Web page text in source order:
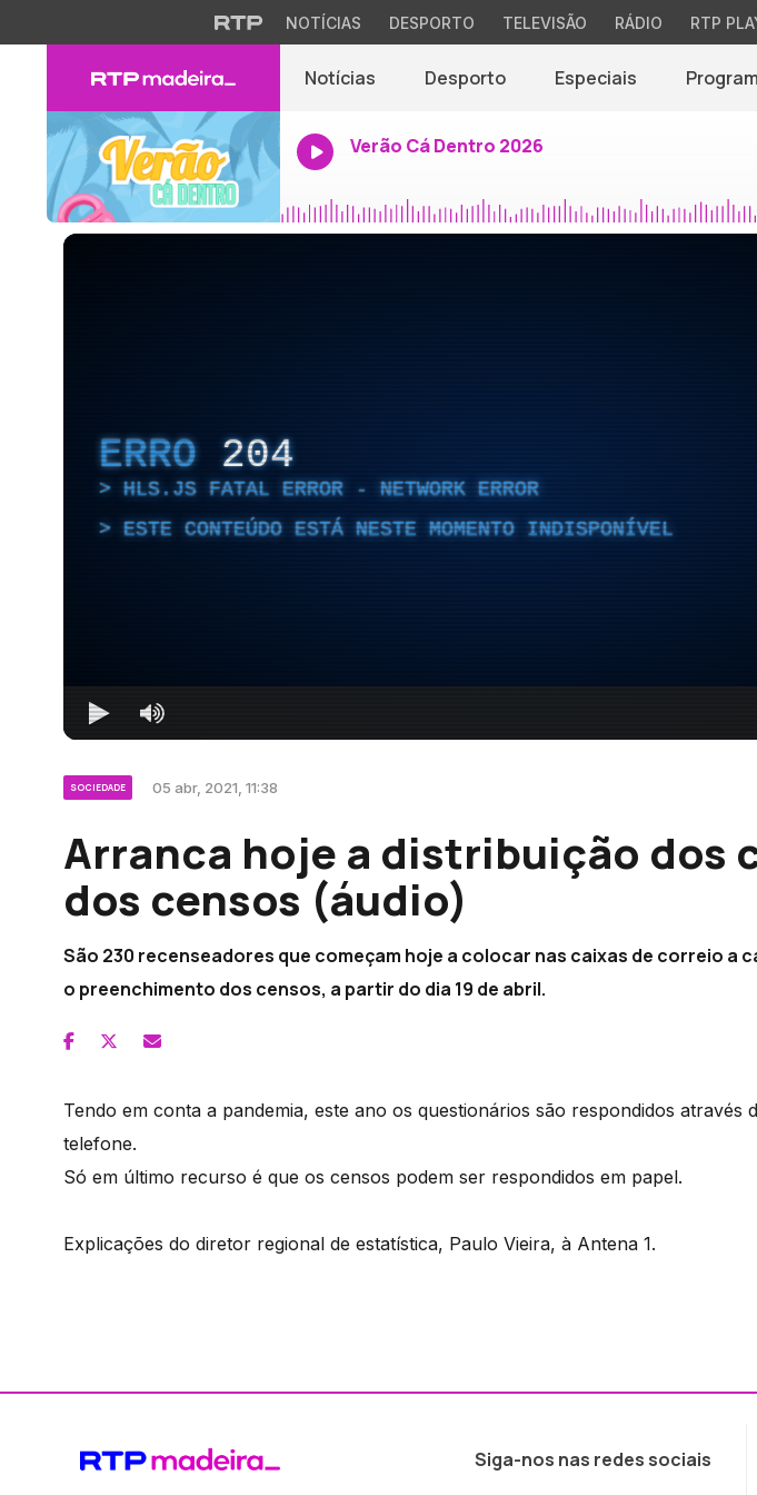
NOTÍCIAS DESPORTO TELEVISÃO RÁDIO RTP
Notícias Desporto Especiais
Verão Cá Dentro 2026
ERRO 204
HLS.JS FATAL ERROR - NETWORK ERROR
ESTE CONTEÚDO ESTÁ NESTE MOMENTO INDISPONÍVEL
SOCIEDADE 05 abr, 2021, 11:38
Arranca hoje a distribuição dos
dos censos (áudio)
São 230 recenseadores que começam hoje a colocar nas caixas de correio a
o preenchimento dos censos, a partir do dia 19 de abril.
Tendo em conta a pandemia, este ano os questionários são respondidos através
telefone.
Só em último recurso é que os censos podem ser respondidos em papel.
Explicações do diretor regional de estatística, Paulo Vieira, à Antena 1.
Siga-nos nas redes sociais